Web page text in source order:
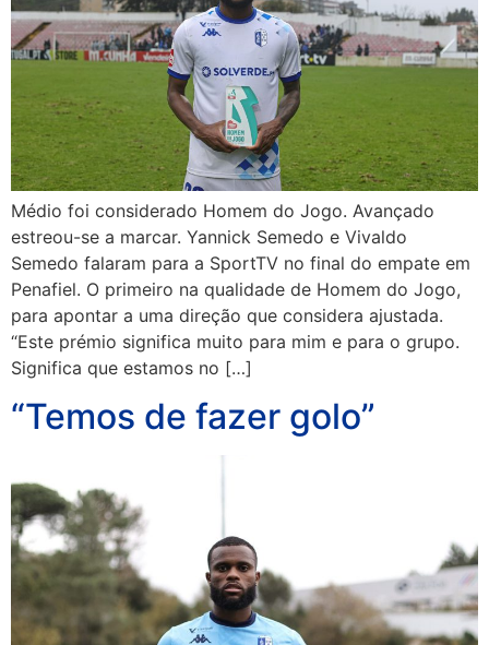
Médio foi considerado Homem do Jogo. Avançado
estreou-se a marcar. Yannick Semedo e Vivaldo
Semedo falaram para a SportTV no final do empate em
Penafiel. O primeiro na qualidade de Homem do Jogo,
para apontar a uma direção que considera ajustada.
“Este prémio significa muito para mim e para o grupo.
Significa que estamos no […]
“Temos de fazer golo”